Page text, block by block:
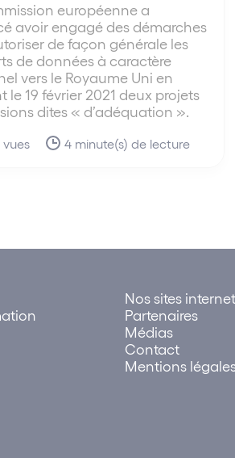
européenne a
avoir engagé des démarches
de façon générale les
de données à caractère
vers le Royaume Uni en
le 19 février 2021 deux projets
dites « d’adéquation ».
4 minute(s) de lecture
Nos sites internet
Partenaires
Médias
Contact
Mentions